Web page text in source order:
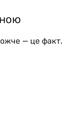
— це факт.